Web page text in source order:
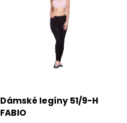
Dámské legíny 51/9-H
FABIO